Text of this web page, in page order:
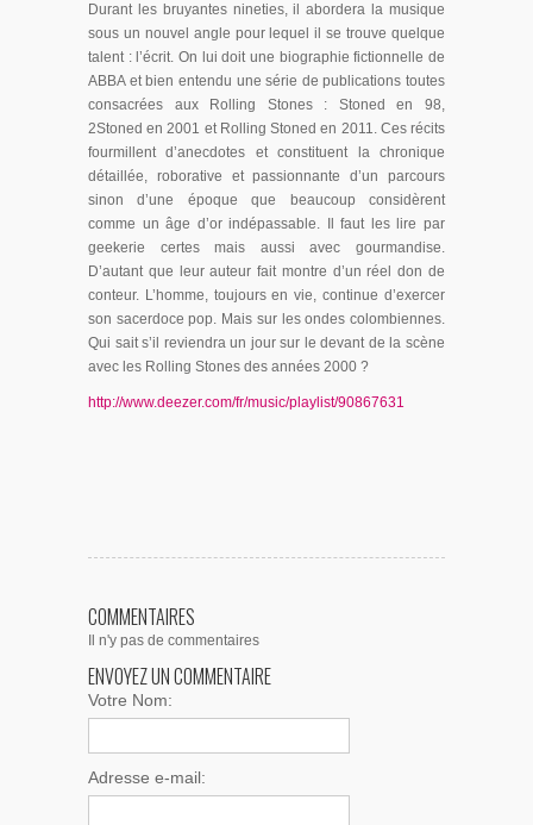
Durant les bruyantes nineties, il abordera la musique
sous un nouvel angle pour lequel il se trouve quelque
talent : l’écrit. On lui doit une biographie fictionnelle de
ABBA et bien entendu une série de publications toutes
consacrées aux Rolling Stones : Stoned en 98,
2Stoned en 2001 et Rolling Stoned en 2011. Ces récits
fourmillent d’anecdotes et constituent la chronique
détaillée, roborative et passionnante d’un parcours
sinon d’une époque que beaucoup considèrent
comme un âge d’or indépassable. Il faut les lire par
geekerie certes mais aussi avec gourmandise.
D’autant que leur auteur fait montre d’un réel don de
conteur. L’homme, toujours en vie, continue d’exercer
son sacerdoce pop. Mais sur les ondes colombiennes.
Qui sait s’il reviendra un jour sur le devant de la scène
avec les Rolling Stones des années 2000 ?
http://www.deezer.com/fr/music/playlist/90867631
COMMENTAIRES
Il n'y pas de commentaires
ENVOYEZ UN COMMENTAIRE
Votre Nom:
Adresse e-mail: